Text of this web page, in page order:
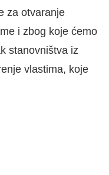
za otvaranje
i zbog koje ćemo
stanovništva iz
vlastima, koje